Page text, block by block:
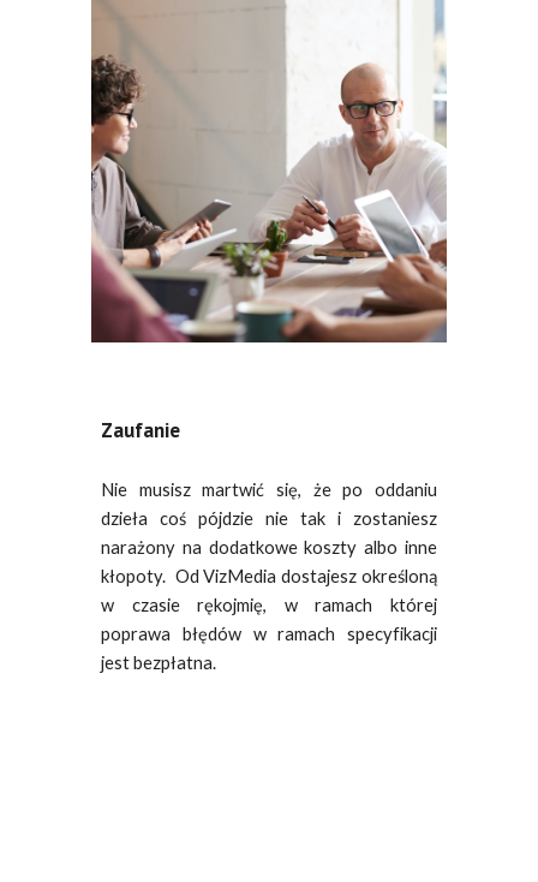
Zaufanie
Nie musisz martwić się, że po oddaniu
dzieła coś pójdzie nie tak i zostaniesz
narażony na dodatkowe koszty albo inne
kłopoty. Od VizMedia dostajesz określoną
w czasie rękojmię, w ramach której
poprawa błędów w ramach specyfikacji
jest bezpłatna.